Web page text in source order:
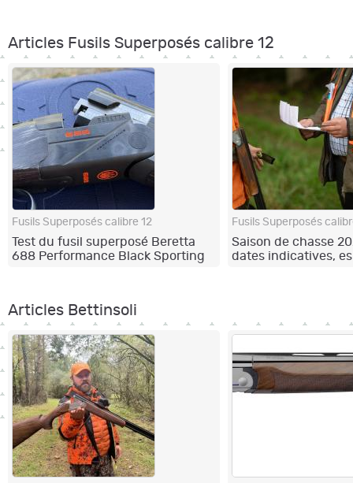
Articles Fusils Superposés calibre 12
Fusils Superposés calibre 12
Test du fusil superposé Beretta
688 Performance Black Sporting
Fusils Superposés
Saison de chasse
dates indicatives,
Articles Bettinsoli